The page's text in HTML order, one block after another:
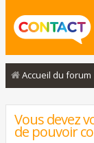
Accueil du forum
Vous devez
de pouvoir